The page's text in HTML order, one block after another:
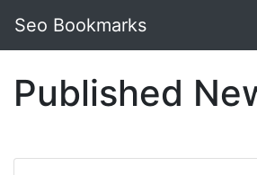
Seo Bookmarks
Published